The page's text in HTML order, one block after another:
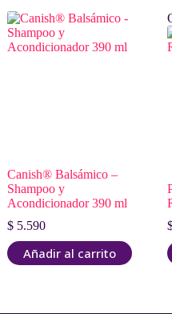
Canish® Balsámico –
Shampoo y
Acondicionador 390 ml
$5.590
Añadir al carrito